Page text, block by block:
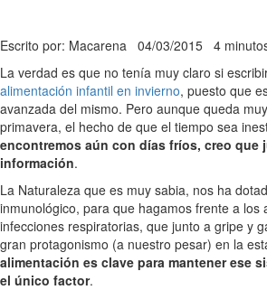
Escrito por: Macarena 04/03/2015 4
La verdad es que no tenía muy claro si
alimentación infantil en invierno, puesto que
avanzada del mismo. Pero aunque queda
primavera, el hecho de que el tiempo sea
encontremos aún con días fríos, creo que
información.
La Naturaleza que es muy sabia, nos ha
inmunológico, para que hagamos frente a los
infecciones respiratorias, que junto a gripe y
gran protagonismo (a nuestro pesar) en la
alimentación es clave para mantener ese
el único factor.